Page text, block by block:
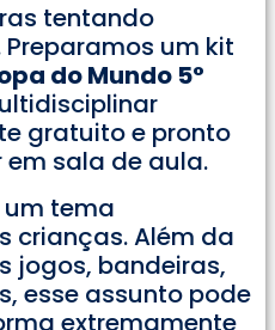
tentando
um kit
do Mundo 5°
gratuito e pronto
sala de aula.
um tema
crianças. Além da
jogos, bandeiras,
esse assunto pode
extremamente